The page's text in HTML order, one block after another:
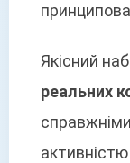
Якісний
реальних